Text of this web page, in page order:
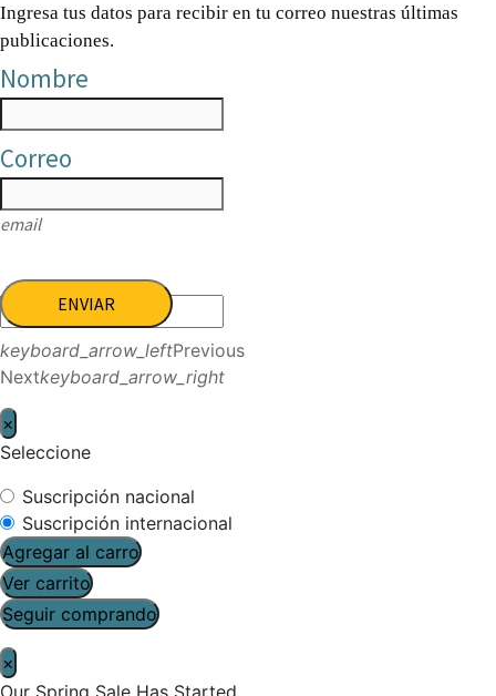
Ingresa tus datos para recibir en tu correo nuestras últimas
publicaciones.
Nombre
Correo
email
ENVIAR
keyboard_arrow_leftPrevious
Nextkeyboard_arrow_right
×
Seleccione
Suscripción nacional
Suscripción internacional
Agregar al carro
Ver carrito
Seguir comprando
×
Our Spring Sale Has Started